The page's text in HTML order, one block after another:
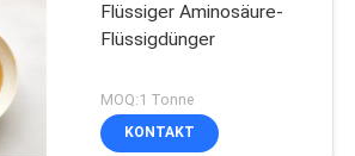
Flüssiger Aminosäure-
Flüssigdünger
MOQ:1 Tonne
KONTAKT